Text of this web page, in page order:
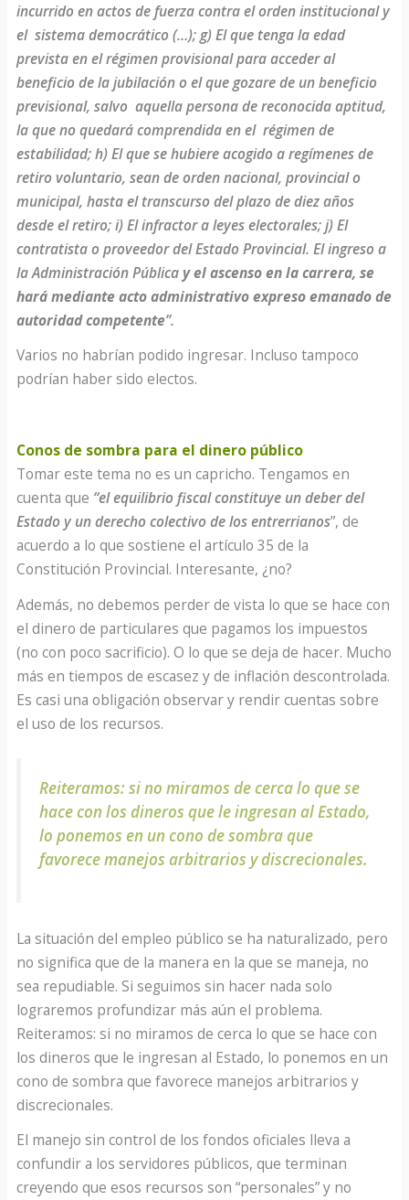
incurrido en actos de fuerza contra el orden institucional y
el sistema democrático (…); g) El que tenga la edad
prevista en el régimen provisional para acceder al
beneficio de la jubilación o el que gozare de un beneficio
previsional, salvo aquella persona de reconocida aptitud,
la que no quedará comprendida en el régimen de
estabilidad; h) El que se hubiere acogido a regímenes de
retiro voluntario, sean de orden nacional, provincial o
municipal, hasta el transcurso del plazo de diez años
desde el retiro; i) El infractor a leyes electorales; j) El
contratista o proveedor del Estado Provincial. El ingreso a
la Administración Pública y el ascenso en la carrera, se
hará mediante acto administrativo expreso emanado de
autoridad competente”.
Varios no habrían podido ingresar. Incluso tampoco
podrían haber sido electos.
Conos de sombra para el dinero público
Tomar este tema no es un capricho. Tengamos en
cuenta que “el equilibrio fiscal constituye un deber del
Estado y un derecho colectivo de los entrerrianos”, de
acuerdo a lo que sostiene el artículo 35 de la
Constitución Provincial. Interesante, ¿no?
Además, no debemos perder de vista lo que se hace con
el dinero de particulares que pagamos los impuestos
(no con poco sacrificio). O lo que se deja de hacer. Mucho
más en tiempos de escasez y de inflación descontrolada.
Es casi una obligación observar y rendir cuentas sobre
el uso de los recursos.
Reiteramos: si no miramos de cerca lo que se
hace con los dineros que le ingresan al Estado,
lo ponemos en un cono de sombra que
favorece manejos arbitrarios y discrecionales.
La situación del empleo público se ha naturalizado, pero
no significa que de la manera en la que se maneja, no
sea repudiable. Si seguimos sin hacer nada solo
lograremos profundizar más aún el problema.
Reiteramos: si no miramos de cerca lo que se hace con
los dineros que le ingresan al Estado, lo ponemos en un
cono de sombra que favorece manejos arbitrarios y
discrecionales.
El manejo sin control de los fondos oficiales lleva a
confundir a los servidores públicos, que terminan
creyendo que esos recursos son “personales” y no